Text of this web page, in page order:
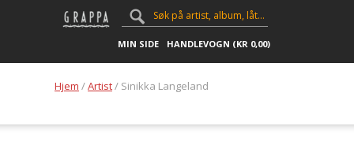
MIN SIDE HANDLEVOGN (KR 0,00)
Hjem /Artist/ Sinikka Langeland